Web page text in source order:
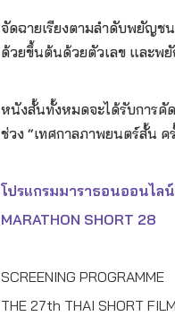
จัดฉายเรียงตามลำดับพยัญชน
ด้วยขึ้นต้นด้วยตัวเลข และพยั
หนังสั้นทั้งหมดจะได้รับการคั
ช่วง “เทศกาลภาพยนตร์สั้น
โปรแกรมมาราธอนออนไล
MARATHON SHORT 28
SCREENING PROGRAMME
THE 27th THAI SHORT